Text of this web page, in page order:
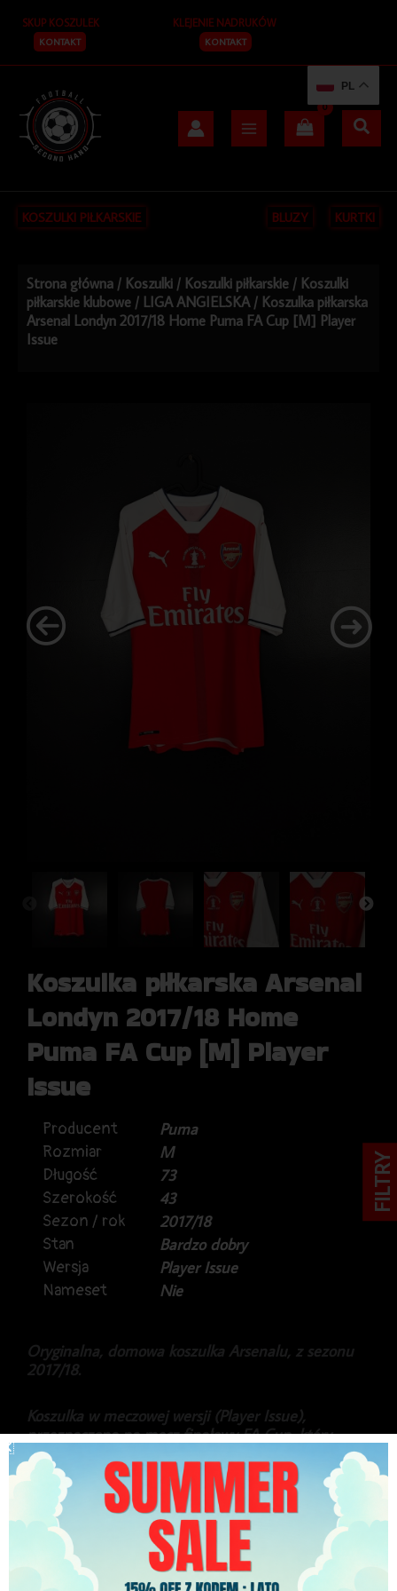
treści
SKUP KOSZULEK
KONTAKT
KLEJENIE NADRUKÓW
KONTAKT
KOSZULKI PIŁKARSKIE BLUZY KURTKI
Strona główna / Koszulki / Koszulki piłkarskie / Koszulki
piłkarskie klubowe / LIGA ANGIELSKA / Koszulka piłkarska
Arsenal Londyn 2017/18 Home Puma FA Cup [M] Player
Issue
Koszulka piłkarska Arsenal
Londyn 2017/18 Home
Puma FA Cup [M] Player
Issue
Producent
Puma
Rozmiar
M
Długość
73
Szerokość
43
Sezon / rok
2017/18
Stan
Bardzo dobry
Wersja
Player Issue
Nameset
Nie
Oryginalna, domowa koszulka Arsenalu, z sezonu
2017/18.
Koszulka w meczowej wersji (Player Issue),
przeznaczona na mecz finałowy FA Cup, który
Arsenal wygrał.
Bardzo rzadka koszulka, w niedostępnej do kupna
wersji.
Gratka dla fanów i kolekcjonerów.
PL
FILTRY